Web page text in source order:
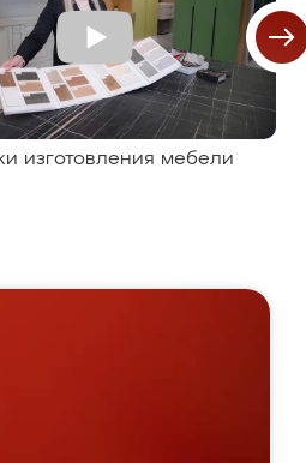
изготовления мебели